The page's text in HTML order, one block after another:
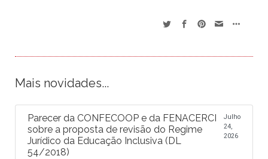
Mais novidades...
Parecer da CONFECOOP e da FENACERCI
sobre a proposta de revisão do Regime
Jurídico da Educação Inclusiva (DL
54/2018)
Julho
24,
2026